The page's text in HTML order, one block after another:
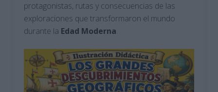
protagonistas, rutas y consecuencias de las
exploraciones que transformaron el mundo
durante la Edad Moderna.